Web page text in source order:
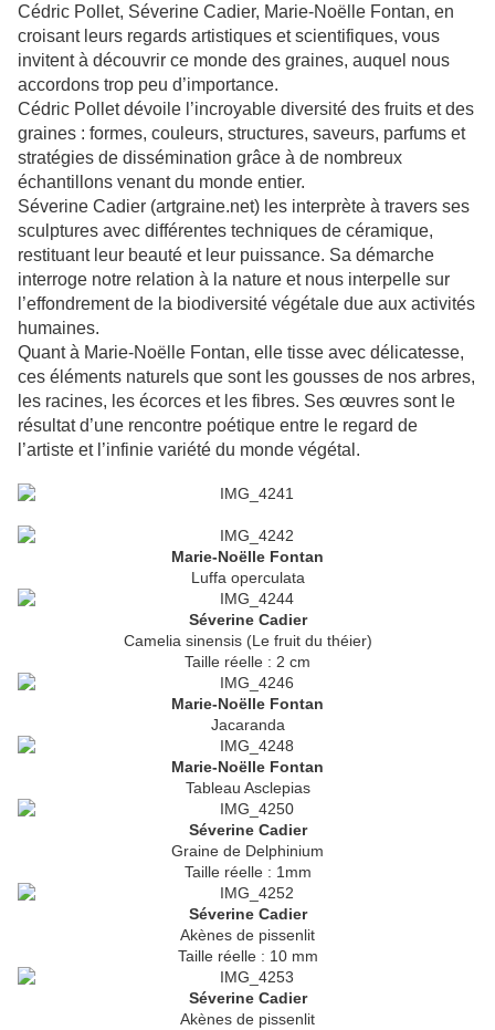
Cédric Pollet, Séverine Cadier, Marie-Noëlle Fontan, en
croisant leurs regards artistiques et scientifiques, vous
invitent à découvrir ce monde des graines, auquel nous
accordons trop peu d’importance.
Cédric Pollet dévoile l’incroyable diversité des fruits et des
graines : formes, couleurs, structures, saveurs, parfums et
stratégies de dissémination grâce à de nombreux
échantillons venant du monde entier.
Séverine Cadier (artgraine.net) les interprète à travers ses
sculptures avec différentes techniques de céramique,
restituant leur beauté et leur puissance. Sa démarche
interroge notre relation à la nature et nous interpelle sur
l’effondrement de la biodiversité végétale due aux activités
humaines.
Quant à Marie-Noëlle Fontan, elle tisse avec délicatesse,
ces éléments naturels que sont les gousses de nos arbres,
les racines, les écorces et les fibres. Ses œuvres sont le
résultat d’une rencontre poétique entre le regard de
l’artiste et l’infinie variété du monde végétal.
Marie-Noëlle Fontan
Luffa operculata
Séverine Cadier
Camelia sinensis (Le fruit du théier)
Taille réelle : 2 cm
Marie-Noëlle Fontan
Jacaranda
Marie-Noëlle Fontan
Tableau Asclepias
Séverine Cadier
Graine de Delphinium
Taille réelle : 1mm
Séverine Cadier
Akènes de pissenlit
Taille réelle : 10 mm
Séverine Cadier
Akènes de pissenlit